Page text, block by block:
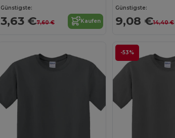
Günstigste:
3,63 €7,60 € Kaufen
Günstigste:
9,08 €14,40 €
-53%